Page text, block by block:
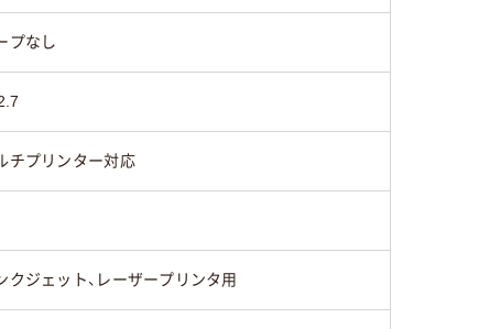
プなし
チプリンター対応
クジェット、レーザープリンタ用